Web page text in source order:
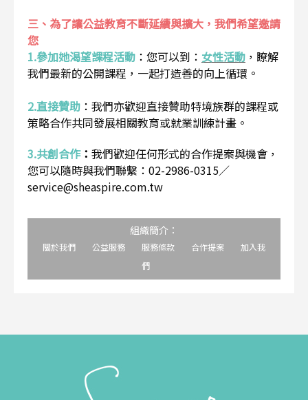
三、為了讓公益教育不斷延續與擴大，我們希望邀請
您
1.參加她渴望課程活動 ： 您可以到： 女性活動 ，瞭解
我們最新的公開課程，一起打造善的向上循環。
2.直接贊助 ： 我們亦歡迎直接贊助特境族群的課程或
策略合作共同發展相關教育或就業訓練計畫。
3.共創合作： 我們歡迎任何形式的合作提案與機會，
您可以隨時與我們聯繫：02-2986-0315／
service@sheaspire.com.tw
組織簡介：
關於我們 公益服務 服務條款 合作提案
加入我
們